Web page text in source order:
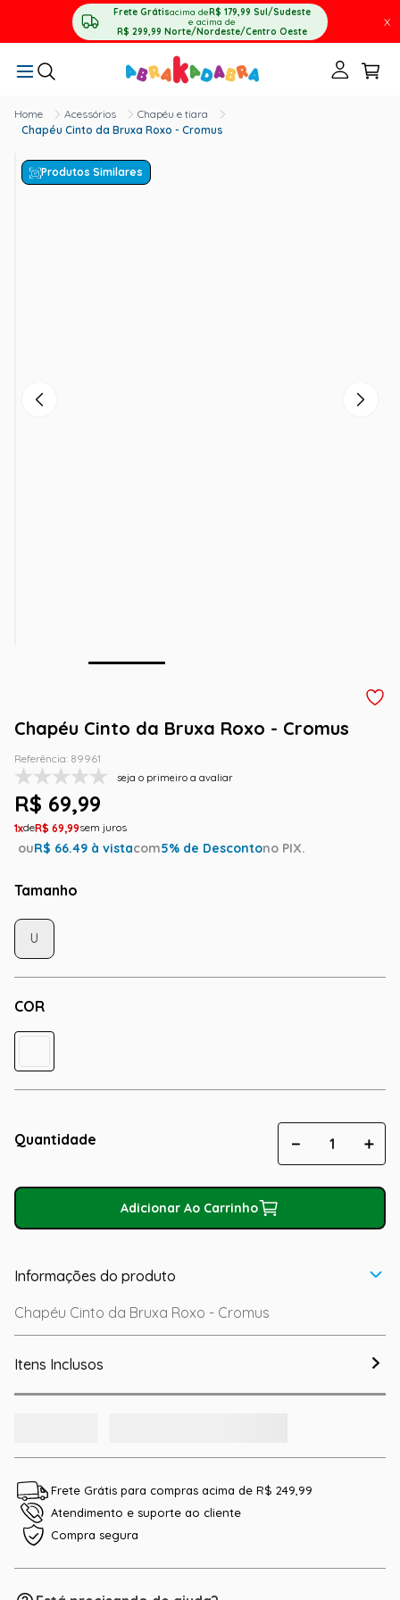
Frete Grátisacima deR$ 179,99 Sul/Sudeste
e acima de
R$ 299,99 Norte/Nordeste/Centro Oeste
X
Acessórios
Chapéu e tiara
Chapéu Cinto da Bruxa Roxo - Cromus
Produtos Similares
Chapéu Cinto da Bruxa Roxo - Cromus
Referência: 89961
seja o primeiro a avaliar
R$ 69,99
1 R$ 69,99
ouR$ 66.49 à vistacom5% de Descontono PIX.
Tamanho
COR
U
Quantidade ＋
－
Adicionar Ao Carrinho
Informações do produto
Chapéu Cinto da Bruxa Roxo - Cromus
Itens Inclusos
Frete Grátis para compras acima de R$ 249,99
Atendimento e suporte ao cliente
Compra segura